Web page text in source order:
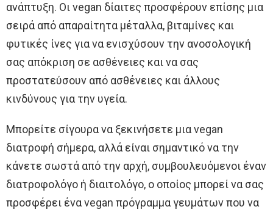
ανάπτυξη. Οι vegan δίαιτες προσφέρουν επίσης μια
σειρά από απαραίτητα μέταλλα, βιταμίνες και
φυτικές ίνες για να ενισχύσουν την ανοσολογική
σας απόκριση σε ασθένειες και να σας
προστατεύσουν από ασθένειες και άλλους
κινδύνους για την υγεία.
Μπορείτε σίγουρα να ξεκινήσετε μια vegan
διατροφή σήμερα, αλλά είναι σημαντικό να την
κάνετε σωστά από την αρχή, συμβουλευόμενοι έναν
διατροφολόγο ή διαιτολόγο, ο οποίος μπορεί να σας
προσφέρει ένα vegan πρόγραμμα γευμάτων που να